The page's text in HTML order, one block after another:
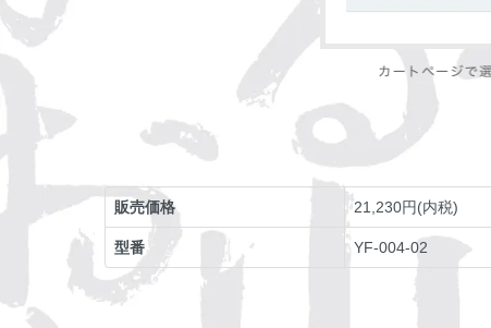
販売価格 21,230円(内税)
型番 YF-004-02